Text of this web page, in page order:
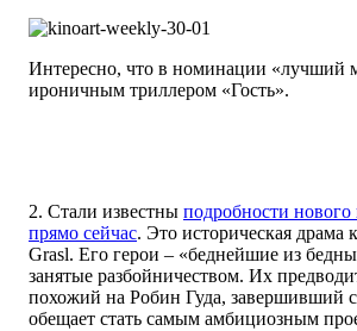
Интересно, что в номинации «лучший
ироничным триллером «Гость».
2. Стали известны подробности нового
прямо сейчас. Это историческая драма
Grasl. Его герои – «беднейшие из
занятые разбойничеством. Их
похожий на Робин Гуда, завершивший
обещает стать самым амбициозным